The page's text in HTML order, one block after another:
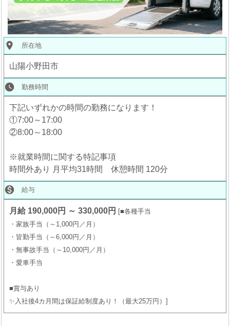
place 所在地
山陽小野田市
watch_later 勤務時間
下記いずれかの時間の勤務になります！
①7:00～17:00
②8:00～18:00
※就業時間に関する特記事項
時間外あり 月平均31時間 休憩時間 120分
 給与
月給 190,000円 ～ 330,000円
■各種手当
・家族手当（～1,000円／月）
・皆勤手当（～6,000円／月）
・無事故手当（～10,000円／月）
・愛車手当
■賞与あり
✨入社後4カ月間は保証給制度あり！（最大25万円）